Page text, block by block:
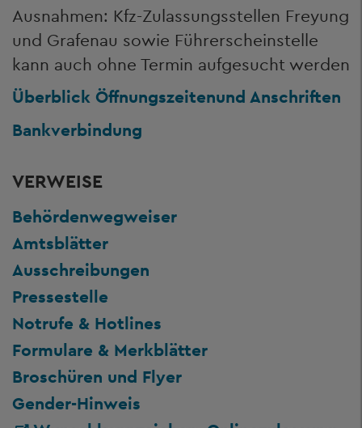
Ausnahmen: Kfz-Zulassungsstellen Freyung
und Grafenau sowie Führerscheinstelle
kann auch ohne Termin aufgesucht werden
Überblick Öffnungszeitenund Anschriften
Bankverbindung
VERWEISE
Behördenwegweiser
Amtsblätter
Ausschreibungen
Pressestelle
Notrufe & Hotlines
Formulare & Merkblätter
Broschüren und Flyer
Gender-Hinweis